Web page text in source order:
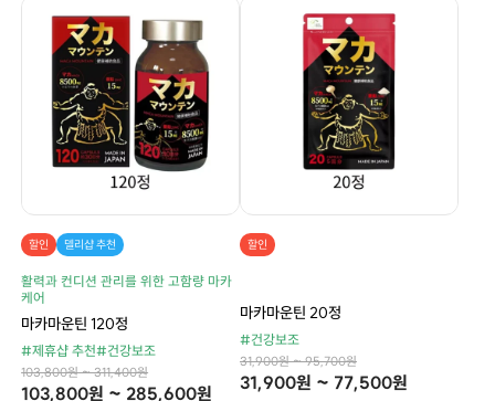
할인 델리샵 추천
활력과 컨디션 관리를 위한 고함량 마카
케어
마카마운틴 120정
#제휴샵 추천#건강보조
103,800원 ~ 311,400원
103,800원 ~ 285,600원
할인
마카마운틴 20정
#건강보조
31,900원 ~ 95,700원
31,900원 ~ 77,500원